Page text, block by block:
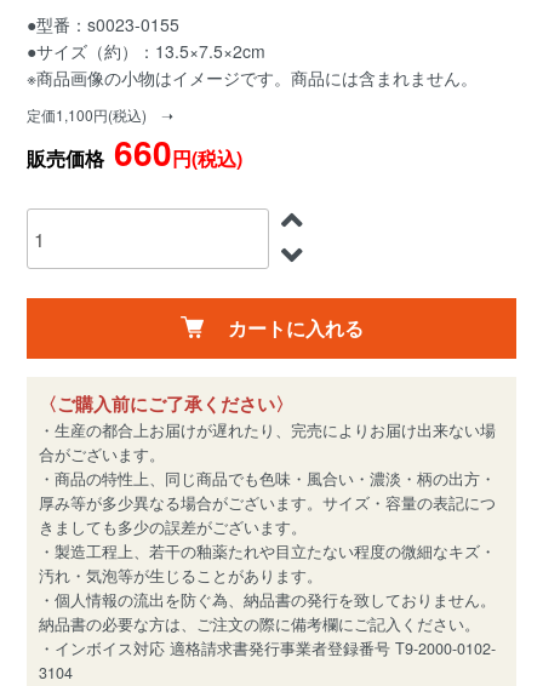
●型番：s0023-0155
●サイズ（約）：13.5×7.5×2cm
※商品画像の小物はイメージです。商品には含まれません。
定価1,100円(税込) ➝
販売価格660円(税込)
カートに入れる
〈ご購入前にご了承ください〉
・生産の都合上お届けが遅れたり、完売によりお届け出来ない場
合がございます。
・商品の特性上、同じ商品でも色味・風合い・濃淡・柄の出方・
厚み等が多少異なる場合がございます。サイズ・容量の表記につ
きましても多少の誤差がございます。
・製造工程上、若干の釉薬たれや目立たない程度の微細なキズ・
汚れ・気泡等が生じることがあります。
・個人情報の流出を防ぐ為、納品書の発行を致しておりません。
納品書の必要な方は、ご注文の際に備考欄にご記入ください。
・インボイス対応 適格請求書発行事業者登録番号 T9-2000-0102-
3104